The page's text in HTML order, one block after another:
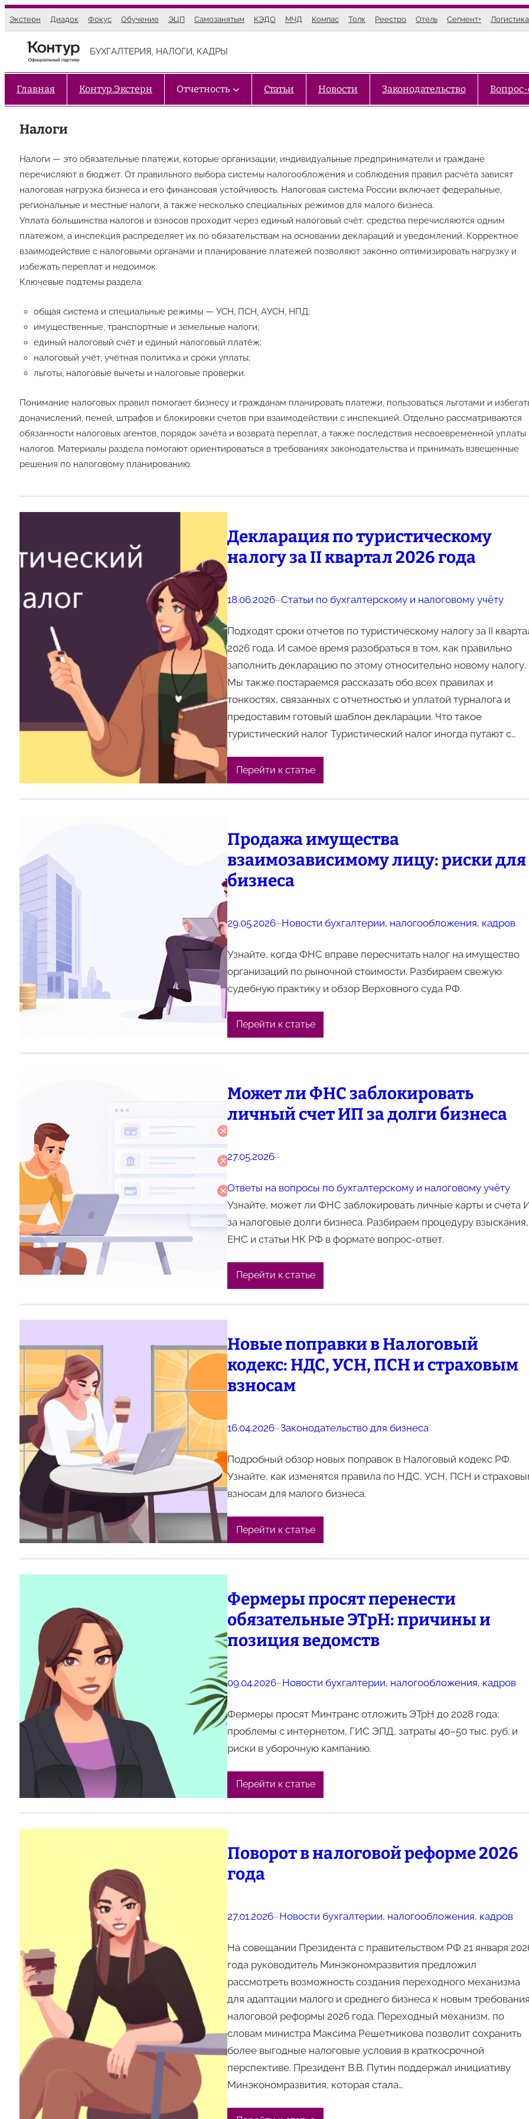
к
содержимому
Экстерн Диадок Фокус Обучение ЭЦП Самозанятым КЭДО МЧД Компас Толк Реестро Отель Сегмент+ Логистика
БУХГАЛТЕРИЯ, НАЛОГИ, КАДРЫ
Главная Контур.Экстерн Отчетность Статьи Новости Законодательство Вопрос-
Налоги
Налоги — это обязательные платежи, которые организации, индивидуальные предприниматели и граждане
перечисляют в бюджет. От правильного выбора системы налогообложения и соблюдения правил расчёта зависят
налоговая нагрузка бизнеса и его финансовая устойчивость. Налоговая система России включает федеральные,
региональные и местные налоги, а также несколько специальных режимов для малого бизнеса.
Уплата большинства налогов и взносов проходит через единый налоговый счёт: средства перечисляются одним
платежом, а инспекция распределяет их по обязательствам на основании деклараций и уведомлений. Корректное
взаимодействие с налоговыми органами и планирование платежей позволяют законно оптимизировать нагрузку и
избежать переплат и недоимок.
Ключевые подтемы раздела:
общая система и специальные режимы — УСН, ПСН, АУСН, НПД;
имущественные, транспортные и земельные налоги;
единый налоговый счёт и единый налоговый платёж;
налоговый учёт, учётная политика и сроки уплаты;
льготы, налоговые вычеты и налоговые проверки.
Понимание налоговых правил помогает бизнесу и гражданам планировать платежи, пользоваться льготами и
доначислений, пеней, штрафов и блокировки счетов при взаимодействии с инспекцией. Отдельно рассматриваются
обязанности налоговых агентов, порядок зачёта и возврата переплат, а также последствия несвоевременной уплаты
налогов. Материалы раздела помогают ориентироваться в требованиях законодательства и принимать взвешенные
решения по налоговому планированию.
Декларация по туристическому
налогу за II квартал 2026 года
18.06.2026–Статьи по бухгалтерскому и налоговому учёту
Подходят сроки отчетов по туристическому налогу за II
2026 года. И самое время разобраться в том, как правильно
заполнить декларацию по этому относительно новому налогу.
Мы также постараемся рассказать обо всех правилах и
тонкостях, связанных с отчетностью и уплатой турналога и
предоставим готовый шаблон декларации. Что такое
туристический налог Туристический налог иногда путают с…
Перейти к статье
Продажа имущества
взаимозависимому лицу: риски для
бизнеса
29.05.2026–Новости бухгалтерии, налогообложения, кадров
Узнайте, когда ФНС вправе пересчитать налог на имущество
организаций по рыночной стоимости. Разбираем свежую
судебную практику и обзор Верховного суда РФ.
Перейти к статье
Может ли ФНС заблокировать
личный счет ИП за долги бизнеса
27.05.2026–
Ответы на вопросы по бухгалтерскому и налоговому учёту
Узнайте, может ли ФНС заблокировать личные карты и счета
за налоговые долги бизнеса. Разбираем процедуру взыскания,
ЕНС и статьи НК РФ в формате вопрос-ответ.
Перейти к статье
Новые поправки в Налоговый
кодекс: НДС, УСН, ПСН и страховым
взносам
16.04.2026–Законодательство для бизнеса
Подробный обзор новых поправок в Налоговый кодекс РФ.
Узнайте, как изменятся правила по НДС, УСН, ПСН и
взносам для малого бизнеса.
Перейти к статье
Фермеры просят перенести
обязательные ЭТрН: причины и
позиция ведомств
09.04.2026–Новости бухгалтерии, налогообложения, кадров
Фермеры просят Минтранс отложить ЭТрН до 2028 года:
проблемы с интернетом, ГИС ЭПД, затраты 40–50 тыс. руб. и
риски в уборочную кампанию.
Перейти к статье
Поворот в налоговой реформе 2026
года
27.01.2026–Новости бухгалтерии, налогообложения, кадров
На совещании Президента с правительством РФ 21 января
года руководитель Минэкономразвития предложил
рассмотреть возможность создания переходного механизма
для адаптации малого и среднего бизнеса к новым
налоговой реформы 2026 года. Переходный механизм, по
словам министра Максима Решетникова позволит сохранить
более выгодные налоговые условия в краткосрочной
перспективе. Президент В.В. Путин поддержал инициативу
Минэкономразвития, которая стала…